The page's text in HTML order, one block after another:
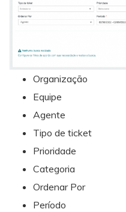
Organização
Equipe
Agente
Tipo de ticket
Prioridade
Categoria
Ordenar Por
Período